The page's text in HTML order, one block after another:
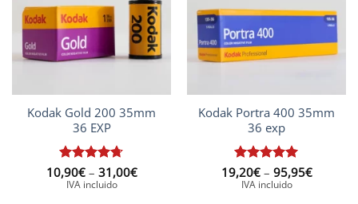
Kodak Gold 200 35mm
36 EXP
Puntuat
amb4.67
10,90€ – 31,00€Interval
de
IVA incluido
Kodak Portra 400 35mm
36 exp
Puntuat
amb5de
19,20€ – 95,95€Interval
de
IVA incluido